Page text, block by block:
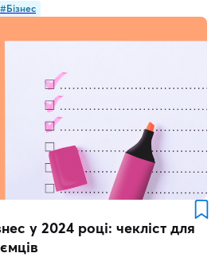
#Бізнес
у 2024 році: чекліст для